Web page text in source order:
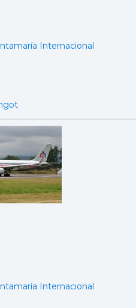
Internacional
Internacional